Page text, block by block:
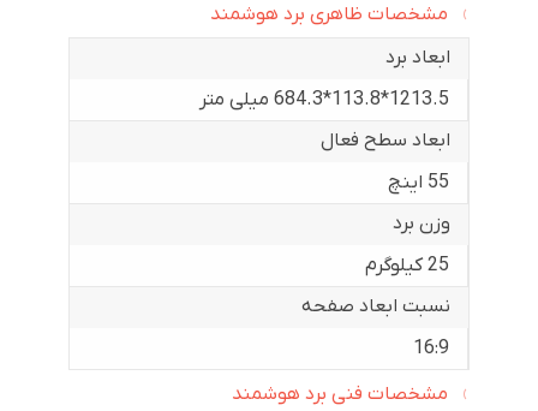
مشخصات ظاهری برد هوشمند
ابعاد برد
1213.5*113.8*684.3 میلی متر
ابعاد سطح فعال
55 اینچ
وزن برد
25 کیلوگرم
نسبت ابعاد صفحه
16:9
مشخصات فنی برد هوشمند